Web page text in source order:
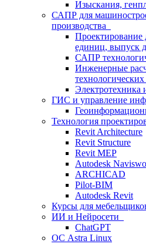
Изыскания,
САПР для
производства
Проектирование
единиц, выпуск
САПР
Инженерные
Электротехника
ГИС и управление
Технология
Revit Architecture
Revit Structure
Revit MEP
Autodesk
ARCHICAD
Pilot-BIM
Autodesk Revit
Курсы для
ИИ и Нейросети
ChatGPT
ОС Astra Linux